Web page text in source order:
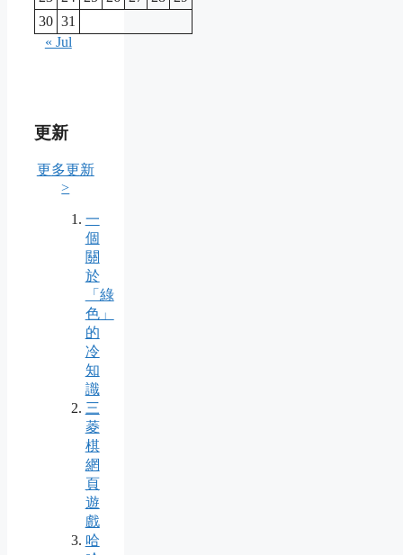
30 31
« Jul
更新
更多更新
>
一
個
關
於
「綠
色」
的
冷
知
識
三
菱
棋
網
頁
遊
戲
哈